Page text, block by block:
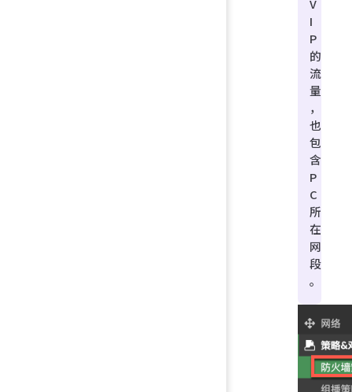
V
I
P
的
流
量
，
也
包
含
P
C
所
在
网
段
。